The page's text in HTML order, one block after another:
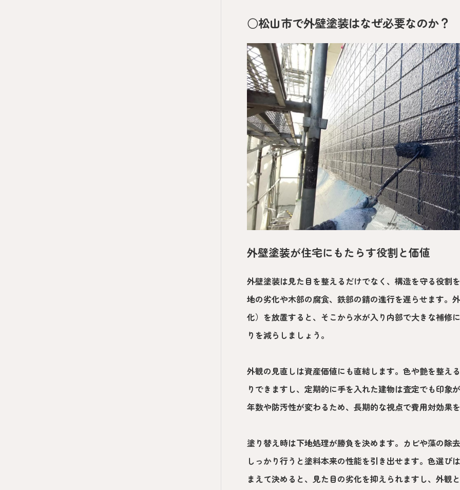
○松山市で外壁塗装はなぜ必要なのか？
外壁塗装が住宅にもたらす役割と価値
外壁塗装は見た目を整えるだけでなく、構造を守る役割
地の劣化や木部の腐食、鉄部の錆の進行を遅らせます。
化）を放置すると、そこから水が入り内部で大きな補修
りを減らしましょう。
外観の見直しは資産価値にも直結します。色や艶を整え
りできますし、定期的に手を入れた建物は査定でも印象
年数や防汚性が変わるため、長期的な視点で費用対効果
塗り替え時は下地処理が勝負を決めます。カビや藻の除
しっかり行うと塗料本来の性能を引き出せます。色選び
まえて決めると、見た目の劣化を抑えられますし、外観